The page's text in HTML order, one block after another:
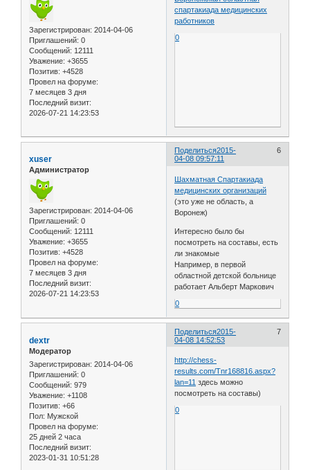
Зарегистрирован: 2014-04-06
Приглашений: 0
Сообщений: 12111
Уважение: +3655
Позитив: +4528
Провел на форуме:
7 месяцев 3 дня
Последний визит:
2026-07-21 14:23:53
спартакиада медицинских
работников
0
Поделиться 6
2015-
04-08 09:57:11
xuser
Администратор
Зарегистрирован: 2014-04-06
Приглашений: 0
Сообщений: 12111
Уважение: +3655
Позитив: +4528
Провел на форуме:
7 месяцев 3 дня
Последний визит:
2026-07-21 14:23:53
Шахматная Спартакиада
медицинских организаций
(это уже не область, а
Воронеж)
Интересно было бы
посмотреть на составы, есть
ли знакомые
Например, в первой
областной детской больнице
работает Альберт Маркович
0
Поделиться 7
2015-
04-08 14:52:53
dextr
Модератор
Зарегистрирован: 2014-04-06
Приглашений: 0
Сообщений: 979
Уважение: +1108
Позитив: +66
Пол: Мужской
Провел на форуме:
25 дней 2 часа
Последний визит:
2023-01-31 10:51:28
http://chess-
results.com/Tnr168816.aspx?
lan=11 здесь можно
посмотреть на составы)
0